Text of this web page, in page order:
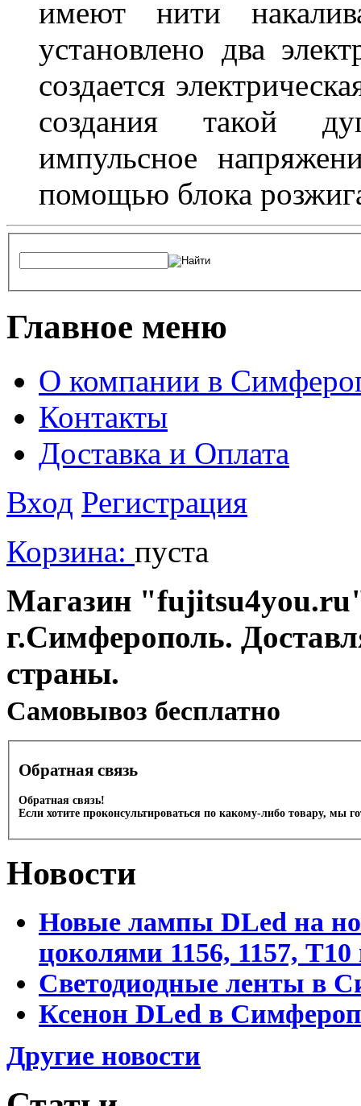
имеют нити
установлено два
создается
создания такой
импульсное
помощью блока
Главное меню
О компании в
Контакты
Доставка и Оплата
Вход Регистрация
Корзина: пуста
Магазин
г.Симферополь.
страны.
Cамовывоз бесплатно
Обратная связь
Обратная связь!
Если хотите проконсультироваться по какому-либо товару, мы
Новости
Новые лампы DLed на
цоколями 1156, 1157,
Светодиодные ленты в
Ксенон DLed в
Другие новости